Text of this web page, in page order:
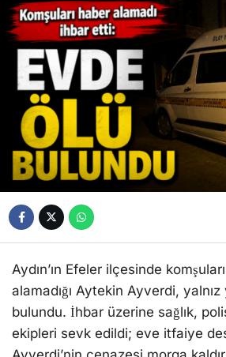
Aydın’ın Efeler ilçesinde
alamadığı Aytekin Ayverdi, yalnız
bulundu. İhbar üzerine sağlık,
ekipleri sevk edildi; eve itfaiye